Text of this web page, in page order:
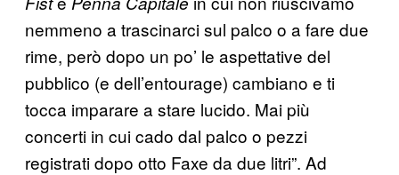
nemmeno a trascinarci sul palco o a fare due
rime, però dopo un po’ le aspettative del
pubblico (e dell’entourage) cambiano e ti
tocca imparare a stare lucido. Mai più
concerti in cui cado dal palco o pezzi
registrati dopo otto Faxe da due litri”. Ad